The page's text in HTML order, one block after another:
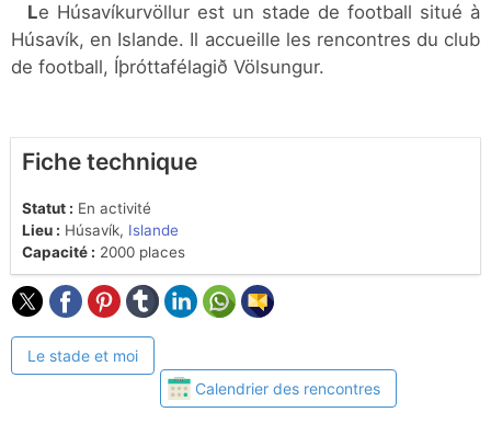
Le Húsavíkurvöllur est un stade de football situé à
Húsavík, en Islande. Il accueille les rencontres du club
de football, Íþróttafélagið Völsungur.
Fiche technique
Statut : En activité
Lieu : Húsavík, Islande
Capacité : 2000 places
Le stade et moi
Calendrier des rencontres